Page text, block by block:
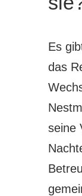
Es
das
seine